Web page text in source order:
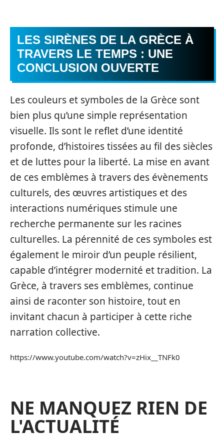
LES SIRÈNES DE LA GRÈCE À
TRAVERS LE TEMPS : UNE
CONCLUSION OUVERTE
Les couleurs et symboles de la Grèce sont
bien plus qu’une simple représentation
visuelle. Ils sont le reflet d’une identité
profonde, d’histoires tissées au fil des siècles
et de luttes pour la liberté. La mise en avant
de ces emblèmes à travers des évènements
culturels, des œuvres artistiques et des
interactions numériques stimule une
recherche permanente sur les racines
culturelles. La pérennité de ces symboles est
également le miroir d’un peuple résilient,
capable d’intégrer modernité et tradition. La
Grèce, à travers ses emblèmes, continue
ainsi de raconter son histoire, tout en
invitant chacun à participer à cette riche
narration collective.
https://www.youtube.com/watch?v=zHix__TNFk0
NE MANQUEZ RIEN DE
L'ACTUALITÉ